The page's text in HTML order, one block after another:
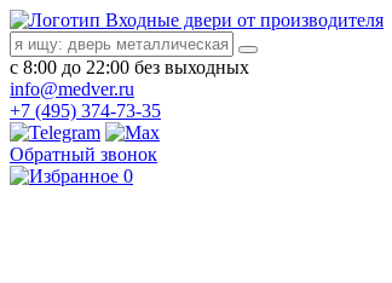
Входные двери от производителя
с 8:00 до 22:00 без выходных
info@medver.ru
+7 (495) 374-73-35
Обратный звонок
0